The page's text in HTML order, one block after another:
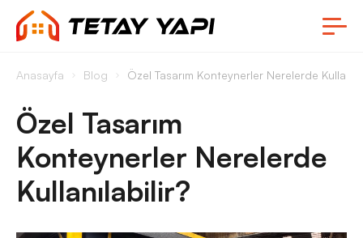
Anasayfa Blog Özel Tasarım Konteynerler Nerelerde
Özel Tasarım
Konteynerler Nerelerde
Kullanılabilir?